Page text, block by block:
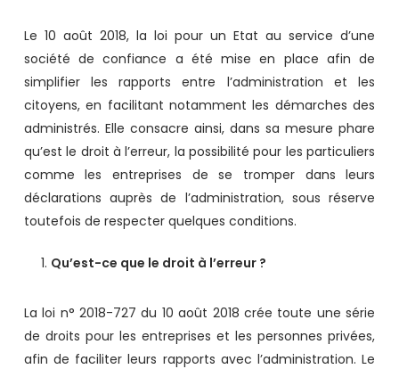
Le 10 août 2018, la loi pour un Etat au service d’une
société de confiance a été mise en place afin de
simplifier les rapports entre l’administration et les
citoyens, en facilitant notamment les démarches des
administrés. Elle consacre ainsi, dans sa mesure phare
qu’est le droit à l’erreur, la possibilité pour les particuliers
comme les entreprises de se tromper dans leurs
déclarations auprès de l’administration, sous réserve
toutefois de respecter quelques conditions.
Qu’est-ce que le droit à l’erreur ?
La loi n° 2018-727 du 10 août 2018 crée toute une série
de droits pour les entreprises et les personnes privées,
afin de faciliter leurs rapports avec l’administration. Le